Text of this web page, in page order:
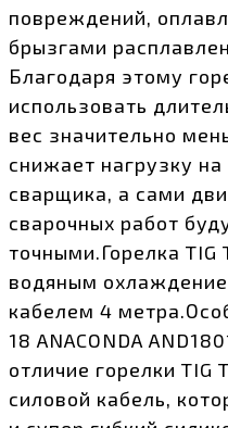
повреждений,
брызгами
Благодаря этому
использовать
вес значительно
снижает нагрузку на
сварщика, а сами
сварочных работ
точными.Горелка TIG
водяным
кабелем 4
18 ANACONDA
отличие горелки TIG
силовой кабель,